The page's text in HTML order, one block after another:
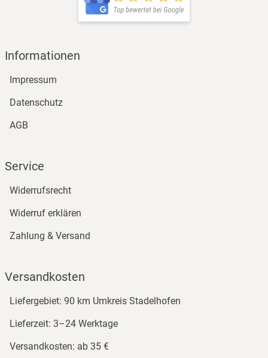
Informationen
Impressum
Datenschutz
AGB
Service
Widerrufsrecht
Widerruf erklären
Zahlung & Versand
Versandkosten
Liefergebiet: 90 km Umkreis Stadelhofen
Lieferzeit: 3–24 Werktage
Versandkosten: ab 35 €